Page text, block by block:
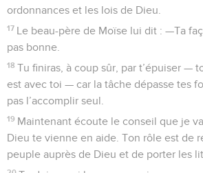
ordonnances et les lois de Dieu.
17 Le beau-père de Moïse lui dit : —Ta
pas bonne.
18 Tu finiras, à coup sûr, par t’épuiser —
est avec toi — car la tâche dépasse tes
pas l’accomplir seul.
19 Maintenant écoute le conseil que je
Dieu te vienne en aide. Ton rôle est de
peuple auprès de Dieu et de porter les